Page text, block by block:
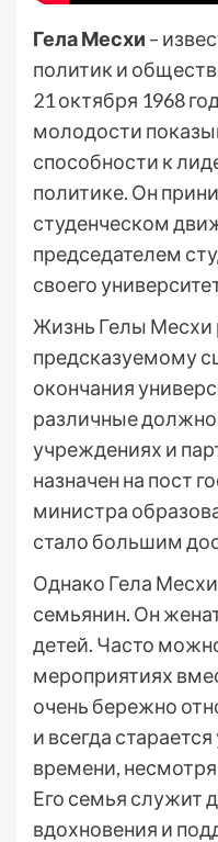
Гела Месхи –
политик и
21 октября 1968
молодости
способности к
политике. Он
студенческом
председателем
своего
Жизнь Гелы Месхи
предсказуемому
окончания
различные
учреждениях и
назначен на пост
министра
стало большим
Однако Гела
семьянин. Он
детей. Часто
мероприятиях
очень бережно
и всегда
времени,
Его семья служит
вдохновения и